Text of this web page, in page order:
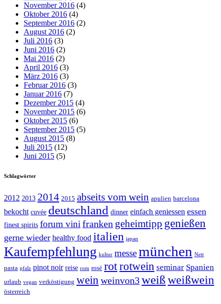
November 2016 (4)
Oktober 2016 (4)
September 2016 (2)
August 2016 (2)
Juli 2016 (3)
Juni 2016 (2)
Mai 2016 (2)
April 2016 (3)
März 2016 (3)
Februar 2016 (3)
Januar 2016 (7)
Dezember 2015 (4)
November 2015 (6)
Oktober 2015 (6)
September 2015 (5)
August 2015 (8)
Juli 2015 (12)
Juni 2015 (5)
Schlagwörter
2012 2013 2014 2015 abseits vom wein apulien barcelona
bekocht cuvée deutschland dinner einfach geniessen essen
finest spirits forum vinifranken geheimtipp genießen
gerne wieder healthy food italien japan
Kaufempfehlung kultur messemünchen Nett
pasta pfalz pinot noir reise rom rosé rotrotwein seminar Spanien
urlaub vegan verköstigung wein weinvon3weißweißwein
österreich